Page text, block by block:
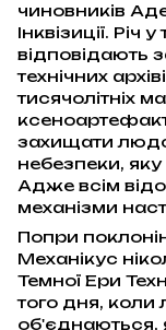
чиновників
Інквізиції. Річ
відповідають
технічних
тисячолітніх
захищати
небезпеки, яку
Адже всім
механізми
Попри
Механікус
Темної Ери
того дня,
об'єднаються,